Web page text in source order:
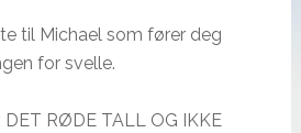
til Michael som fører deg
for svelle.
DET RØDE TALL OG IKKE